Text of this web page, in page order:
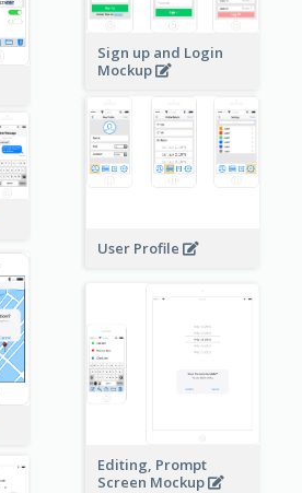
Sign up and Login
Mockup
User Profile
Editing, Prompt
Screen Mockup